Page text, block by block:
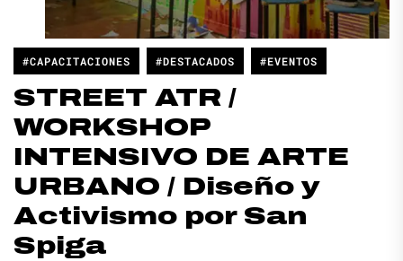
#CAPACITACIONES #DESTACADOS #EVENTOS
STREET ATR /
WORKSHOP
INTENSIVO DE ARTE
URBANO / Diseño y
Activismo por San
Spiga